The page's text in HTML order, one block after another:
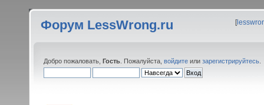
Форум LessWrong.ru [
Добро пожаловать, Гость . Пожалуйста, войдите или зарегистрируйтесь